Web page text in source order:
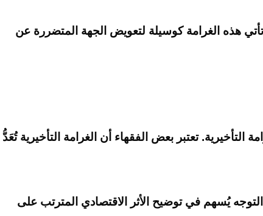
هذه الغرامة كوسيلة لتعويض الجهة المتضررة عن
تعتبر بعض الفقهاء أن الغرامة التأخيرية تُعَدُّ
يُسهم في توضيح الأثر الاقتصادي المترتب على